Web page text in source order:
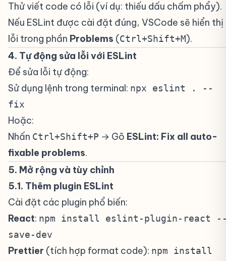
Thử viết code có lỗi (ví dụ: thiếu dấu chấm phẩy).
Nếu ESLint được cài đặt đúng, VSCode sẽ hiển thị
lỗi trong phần Problems (Ctrl+Shift+M).
4. Tự động sửa lỗi với ESLint
Để sửa lỗi tự động:
Sử dụng lệnh trong terminal: npx eslint . --
fix
Hoặc:
Nhấn Ctrl+Shift+P → Gõ ESLint: Fix all auto-
fixable problems.
5. Mở rộng và tùy chỉnh
5.1. Thêm plugin ESLint
Cài đặt các plugin phổ biến:
React: npm install eslint-plugin-react
save-dev
Prettier (tích hợp format code): npm install